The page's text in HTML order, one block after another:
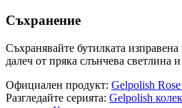
Съхранение
Съхранявайте бутилката
далеч от пряка слънчева светлина
Официален продукт: Gelpolish
Разгледайте серията: Gelpolish